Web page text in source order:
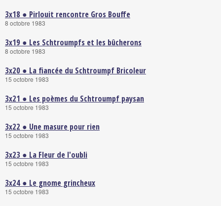
3x18 ● Pirlouit rencontre Gros Bouffe
8 octobre 1983
3x19 ● Les Schtroumpfs et les bûcherons
8 octobre 1983
3x20 ● La fiancée du Schtroumpf Bricoleur
15 octobre 1983
3x21 ● Les poèmes du Schtroumpf paysan
15 octobre 1983
3x22 ● Une masure pour rien
15 octobre 1983
3x23 ● La Fleur de l'oubli
15 octobre 1983
3x24 ● Le gnome grincheux
15 octobre 1983